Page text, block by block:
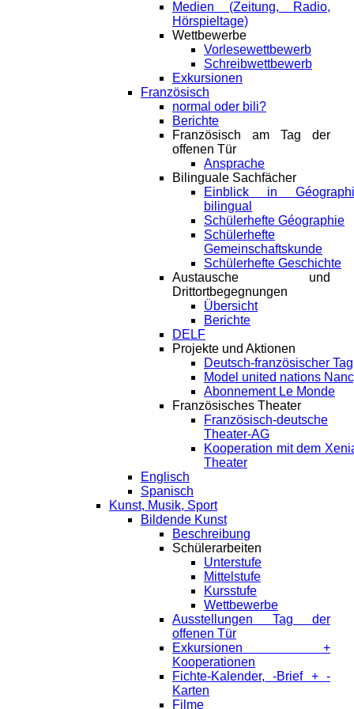
Medien (Zeitung, Radio,
Hörspieltage)
Wettbewerbe
Vorlesewettbewerb
Schreibwettbewerb
Exkursionen
Französisch
normal oder bili?
Berichte
Französisch am Tag der
offenen Tür
Ansprache
Bilinguale Sachfächer
Einblick in
bilingual
Schülerhefte Géographie
Schülerhefte
Gemeinschaftskunde
Schülerhefte Geschichte
Austausche und
Drittortbegegnungen
Übersicht
Berichte
DELF
Projekte und Aktionen
Deutsch-französischer Tag
Model united nations
Abonnement Le Monde
Französisches Theater
Französisch-deutsche
Theater-AG
Kooperation mit dem
Theater
Englisch
Spanisch
Kunst, Musik, Sport
Bildende Kunst
Beschreibung
Schülerarbeiten
Unterstufe
Mittelstufe
Kursstufe
Wettbewerbe
Ausstellungen Tag der
offenen Tür
Exkursionen +
Kooperationen
Fichte-Kalender, -Brief + -
Karten
Filme